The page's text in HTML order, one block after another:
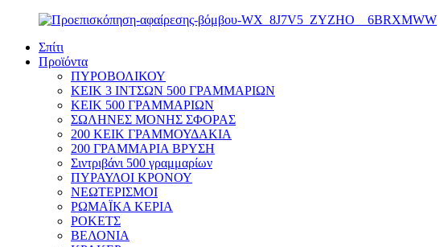
Σπίτι
Προϊόντα
ΠΥΡΟΒΟΛΙΚΟΥ
ΚΕΙΚ 3 ΙΝΤΣΩΝ 500 ΓΡΑΜΜΑΡΙΩΝ
ΚΕΙΚ 500 ΓΡΑΜΜΑΡΙΩΝ
ΣΩΛΗΝΕΣ ΜΟΝΗΣ ΣΦΟΡΑΣ
200 ΚΕΙΚ ΓΡΑΜΜΟΥΔΑΚΙΑ
200 ΓΡΑΜΜΑΡΙΑ ΒΡΥΣΗ
Σιντριβάνι 500 γραμμαρίων
ΠΥΡΑΥΛΟΙ ΚΡΟΝΟΥ
ΝΕΩΤΕΡΙΣΜΟΙ
ΡΩΜΑΪΚΑ ΚΕΡΙΑ
ΡΟΚΕΤΣ
ΒΕΛΟΝΙΑ